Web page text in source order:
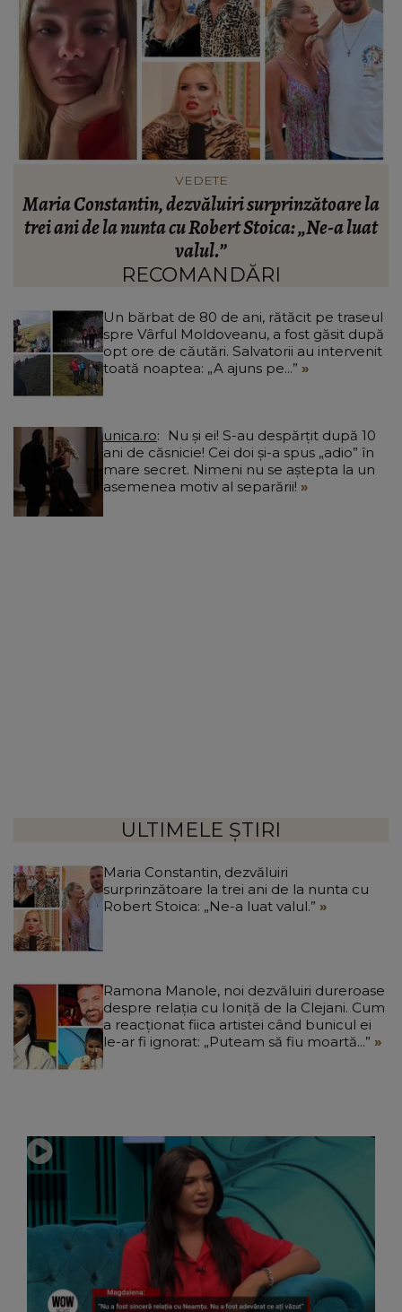
VEDETE
Ramona Manole, noi dezvăluiri dureroase despre
relația cu Ioniță de la Clejani. Cum a reacționat
fiica artistei când bunicul ei le-ar fi ignorat:
„Puteam să fiu moartă...”
RECOMANDĂRI
Un bărbat de 80 de ani, rătăcit pe traseul
spre Vârful Moldoveanu, a fost găsit după
opt ore de căutări. Salvatorii au intervenit
toată noaptea: „A ajuns pe...”
unica.ro
ani de căsnicie! Cei doi și-a spus „adio” în
mare secret. Nimeni nu se aștepta la un
asemenea motiv al separării!
ULTIMELE ȘTIRI
Maria Constantin, dezvăluiri
surprinzătoare la trei ani de la nunta cu
Robert Stoica: „Ne-a luat valul.”
Ramona Manole, noi dezvăluiri dureroase
despre relația cu Ioniță de la Clejani. Cum
a reacționat fiica artistei când bunicul ei
le-ar fi ignorat: „Puteam să fiu moartă...”